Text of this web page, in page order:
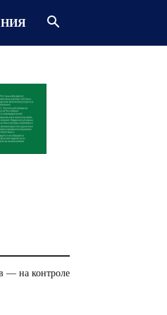
— на контроле